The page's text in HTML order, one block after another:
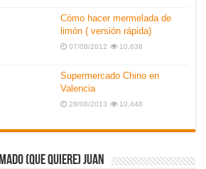
Cómo hacer mermelada de
limón ( versión rápida)
07/08/2012 10,638
Supermercado Chino en
Valencia
28/08/2013 10,448
(que quiere) Juan